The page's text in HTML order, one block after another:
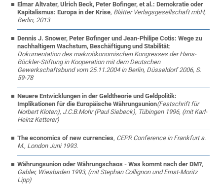
Elmar Altvater, Ulrich Beck, Peter Bofinger, et al.: Demokratie oder
Kapitalismus: Europa in der Krise, Blätter Verlagsgesellschaft mbH,
Berlin, 2013
Dennis J. Snower, Peter Bofinger und Jean-Philipe Cotis: Wege zu
nachhaltigem Wachstum, Beschäftigung und Stabilität:
Dokumentation des makroökonomischen Kongresses der Hans-
Böckler-Stiftung in Kooperation mit dem Deutschen
Gewerkschaftsbund vom 25.11.2004 in Berlin, Düsseldorf 2006, S.
59-78
Neuere Entwicklungen in der Geldtheorie und Geldpolitik:
Implikationen für die Europäische Währungsunion(Festschrift für
Norbert Kloten), J.C.B.Mohr (Paul Siebeck), Tübingen 1996, (mit Karl-
Heinz Ketterer)
The economics of new currencies, CEPR Conference in Frankfurt a.
M., London Juni 1993.
Währungsunion oder Währungschaos - Was kommt nach der DM?,
Gabler, Wiesbaden 1993, (mit Stephan Collignon und Ernst-Moritz
Lipp)